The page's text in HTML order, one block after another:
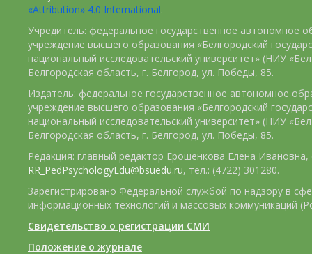
«Attribution» 4.0 International.
Учредитель: федеральное государственное автономное
учреждение высшего образования «Белгородский
национальный исследовательский университет» (НИУ
Белгородская область, г. Белгород, ул. Победы, 85.
Издатель: федеральное государственное автономное
учреждение высшего образования «Белгородский
национальный исследовательский университет» (НИУ
Белгородская область, г. Белгород, ул. Победы, 85.
Редакция: главный редактор Ерошенкова Елена Ивановна,
RR_PedPsychologyEdu@bsuedu.ru, тел.: (4722) 301280.
Зарегистрировано Федеральной службой по надзору в
информационных технологий и массовых коммуникаций
Свидетельство о регистрации СМИ
Положение о журнале